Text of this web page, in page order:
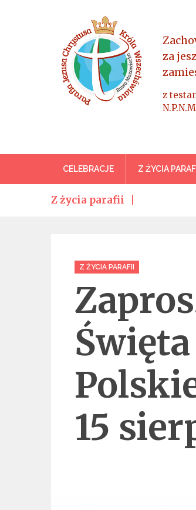
Parafia Jezusa
za
z
CELEBRACJE Z ŻYCIA PARAFII
Z życia parafii
Categories
Z ŻYCIA PARAFII
15